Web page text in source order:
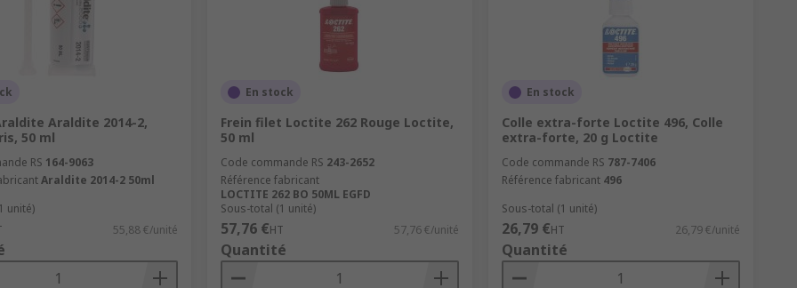
du matériau du support : le bois, le plastique, la céramique, le métal et le carton.
Araldite 2014-2,
50 ml
RS 164-9063
Araldite 2014-2 50ml
unité)
55,88 €/unité
En stock
Frein filet Loctite 262 Rouge Loctite,
50 ml
Code commande RS 243-2652
Référence fabricant
LOCTITE 262 BO 50ML EGFD
Sous-total (1 unité)
57,76 €HT 57,76 €/unité
Quantité
En stock
Colle extra-forte Loctite 496, Colle
extra-forte, 20 g Loctite
Code commande RS 787-7406
Référence fabricant 496
Sous-total (1 unité)
26,79 €HT 26,79 €/unité
Quantité